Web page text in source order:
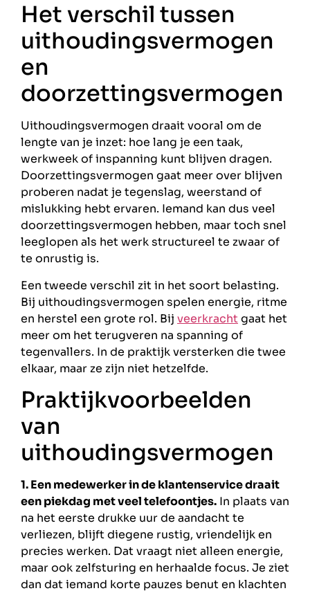
Het verschil tussen
uithoudingsvermogen
en
doorzettingsvermogen
Uithoudingsvermogen draait vooral om de
lengte van je inzet: hoe lang je een taak,
werkweek of inspanning kunt blijven dragen.
Doorzettingsvermogen gaat meer over blijven
proberen nadat je tegenslag, weerstand of
mislukking hebt ervaren. Iemand kan dus veel
doorzettingsvermogen hebben, maar toch snel
leeglopen als het werk structureel te zwaar of
te onrustig is.
Een tweede verschil zit in het soort belasting.
Bij uithoudingsvermogen spelen energie, ritme
en herstel een grote rol. Bij veerkracht gaat het
meer om het terugveren na spanning of
tegenvallers. In de praktijk versterken die twee
elkaar, maar ze zijn niet hetzelfde.
Praktijkvoorbeelden
van
uithoudingsvermogen
1. Een medewerker in de klantenservice draait
een piekdag met veel telefoontjes. In plaats van
na het eerste drukke uur de aandacht te
verliezen, blijft diegene rustig, vriendelijk en
precies werken. Dat vraagt niet alleen energie,
maar ook zelfsturing en herhaalde focus. Je ziet
dan dat iemand korte pauzes benut en klachten